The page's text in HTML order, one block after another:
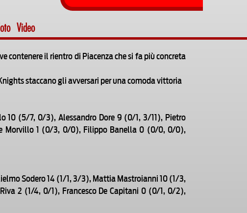
Video
contenere il rientro di Piacenza che si fa più concreta
staccano gli avversari per una comoda vittoria
10 (5/7, 0/3), Alessandro Dore 9 (0/1, 3/11), Pietro
Morvillo 1 (0/3, 0/0), Filippo Banella 0 (0/0, 0/0),
Sodero 14 (1/1, 3/3), Mattia Mastroianni 10 (1/3,
2 (1/4, 0/1), Francesco De Capitani 0 (0/1, 0/2),